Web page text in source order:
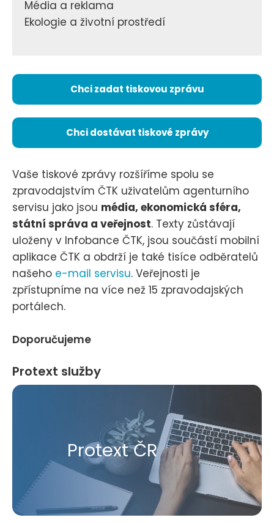
Média a reklama
Ekologie a životní prostředí
Chci zadat tiskovou zprávu
Chci dostávat tiskové zprávy
Vaše tiskové zprávy rozšíříme spolu se
zpravodajstvím ČTK uživatelům agenturního
servisu jako jsou média, ekonomická sféra,
státní správa a veřejnost. Texty zůstávají
uloženy v Infobance ČTK, jsou součástí mobilní
aplikace ČTK a obdrží je také tisíce odběratelů
našeho e-mail servisu. Veřejnosti je
zpřístupníme na více než 15 zpravodajských
portálech.
Doporučujeme
Protext služby
Protext ČR